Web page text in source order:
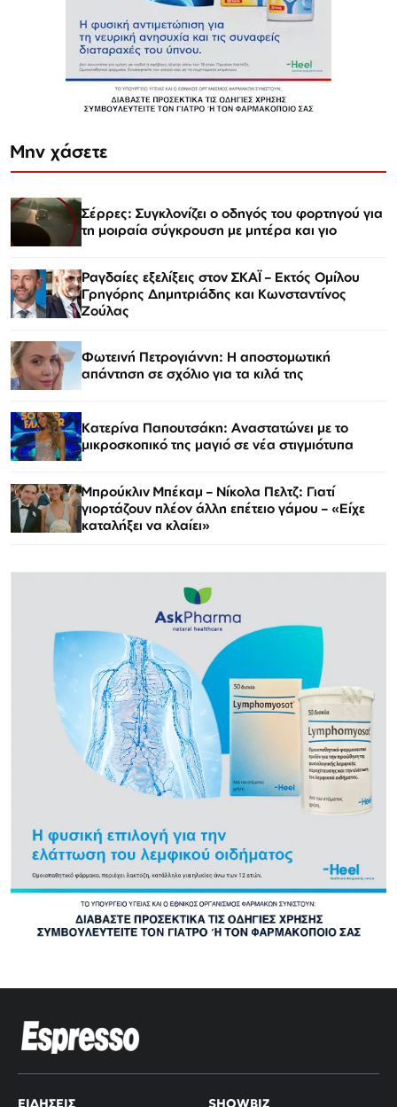
Μην χάσετε
Σέρρες: Συγκλονίζει ο οδηγός του φορτηγού για
τη μοιραία σύγκρουση με μητέρα και γιο
Ραγδαίες εξελίξεις στον ΣΚΑΪ – Εκτός Ομίλου
Γρηγόρης Δημητριάδης και Κωνσταντίνος
Ζούλας
Φωτεινή Πετρογιάννη: Η αποστομωτική
απάντηση σε σχόλιο για τα κιλά της
Κατερίνα Παπουτσάκη: Αναστατώνει με το
μικροσκοπικό της μαγιό σε νέα στιγμιότυπα
Μπρούκλιν Μπέκαμ – Νίκολα Πελτζ: Γιατί
γιορτάζουν πλέον άλλη επέτειο γάμου – «Είχε
καταλήξει να κλαίει»
ΕΙΔΉΣΕΙΣ SHOWBIZ